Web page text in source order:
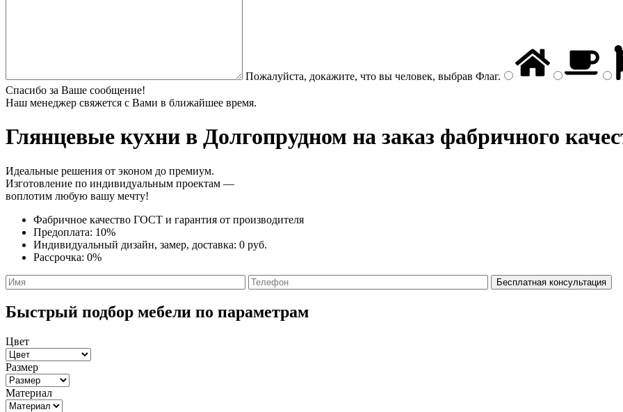
Пожалуйста, докажите, что вы человек, выбрав Флаг.
Спасибо за Ваше сообщение!
Наш менеджер свяжется с Вами в ближайшее время.
Глянцевые кухни в Долгопрудном на заказ фабричного
Идеальные решения от эконом до премиум.
Изготовление по индивидуальным проектам —
воплотим любую вашу мечту!
Фабричное качество ГОСТ и гарантия от производителя
Предоплата: 10%
Индивидуальный дизайн, замер, доставка: 0 руб.
Рассрочка: 0%
Быстрый подбор мебели по параметрам
Цвет
Размер
Материал